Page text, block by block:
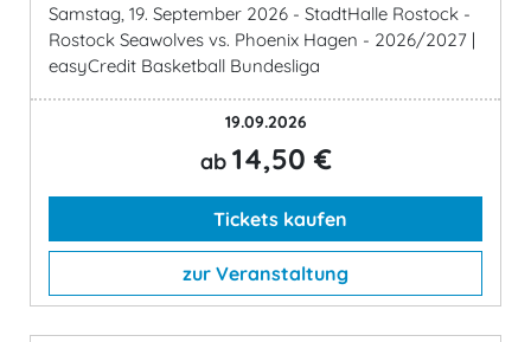
Samstag, 19. September 2026 - StadtHalle Rostock -
Rostock Seawolves vs. Phoenix Hagen - 2026/2027 |
easyCredit Basketball Bundesliga
19.09.2026
ab 14,50 €
Tickets kaufen
zur Veranstaltung